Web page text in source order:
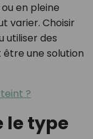
en pleine
varier. Choisir
utiliser des
une solution
?
le type